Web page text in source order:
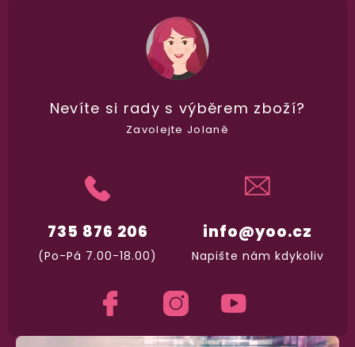
vypadá balíček.
Dodání do 2. dne
Na rychlosti záleží! Vše důležité máme
a okamžitě odesíláme.
Garance vrácení peněz
Máte na bezplatné vrácení zboží
info@yoo.cz
Napište nám kdykoliv
735 876 206
(Po-Pá 7.00-18.00)
Nevíte si rady s výběrem zboží?
Zavolejte Jolaně